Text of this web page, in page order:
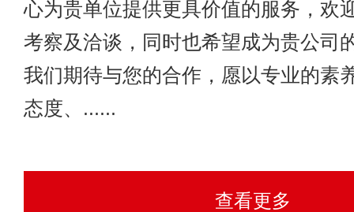
心为贵单位提供更具价值的服务，欢
考察及洽谈，同时也希望成为贵公司
我们期待与您的合作，愿以专业的素
态度、......
查看更多